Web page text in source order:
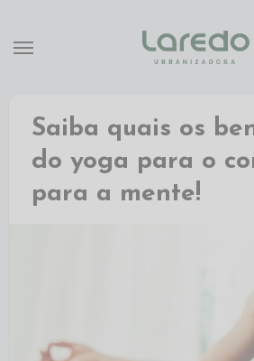
Saiba quais os
do yoga para o
para a mente!